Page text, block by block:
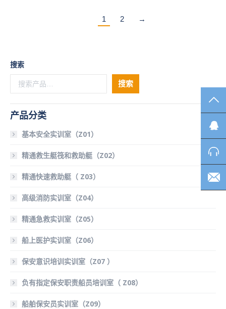
1 2 →
搜索
搜索
产品分类
基本安全实训室（Z01）
精通救生艇筏和救助艇（Z02）
精通快速救助艇（ Z03）
高级消防实训室（Z04）
精通急救实训室（Z05）
船上医护实训室（Z06）
保安意识培训实训室（Z07 ）
负有指定保安职责船员培训室（ Z08）
船舶保安员实训室（Z09）